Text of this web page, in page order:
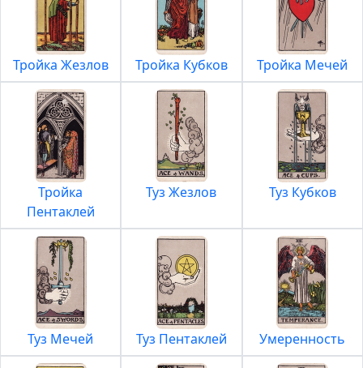
Тройка Жезлов Тройка Кубков Тройка Мечей
Тройка
Пентаклей
Туз Жезлов Туз Кубков
Туз Мечей Туз Пентаклей Умеренность